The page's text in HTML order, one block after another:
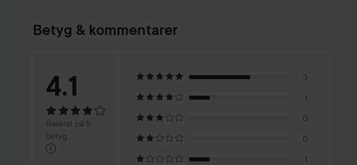
Betyg & kommentarer
Betyg:
4.1Baserat
på
4.1
Baserat på 5
betyg
i
3
1
0
0
1